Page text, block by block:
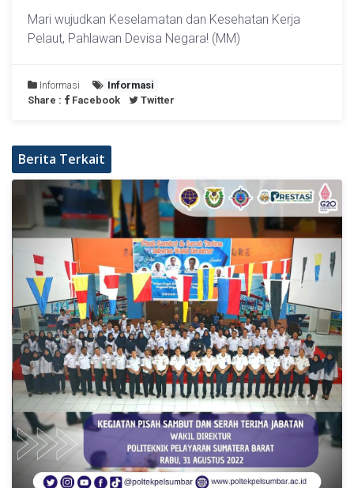
Mari wujudkan Keselamatan dan Kesehatan Kerja
Pelaut, Pahlawan Devisa Negara! (MM)
Informasi
Informasi
Share :
Facebook Twitter
Berita Terkait